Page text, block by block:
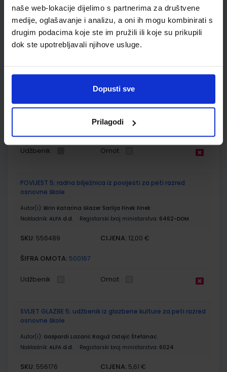
naše web-lokacije dijelimo s partnerima za društvene
medije, oglašavanje i analizu, a oni ih mogu kombinirati s
drugim podacima koje ste im pružili ili koje su prikupili
dok ste upotrebljavali njihove usluge.
Dopusti sve
Prilagodi
Udžbenik Omot
Registarski broj ministarstva:
SKU:556464 CIJENA:11,21 €
Udžbenik Omot
POVIJEST 5; radna bilježnica iz povijesti za peti razred
osnovne škole
Autor(i): Birin Katarina Glazer Šarlija Finek Finek
Nakladnik: ALFA d.d. Registarski broj ministarstva: 6462-DOM
SKU: 556489 CIJENA: 12,00 €
ŠIFRA OMOTA: 500167
Udžbenik Omot
SVIJET GLAZBE 5; udžbenik iz glazbene kulture za peti razred
osnovne škole
Autor(i): Gašpardi Lazarić Raguž Ostojić Štefanac
Nakladnik: ALFA d.d. Registarski broj ministarstva: 6024
SKU: 556176 CIJENA: 5,61 €